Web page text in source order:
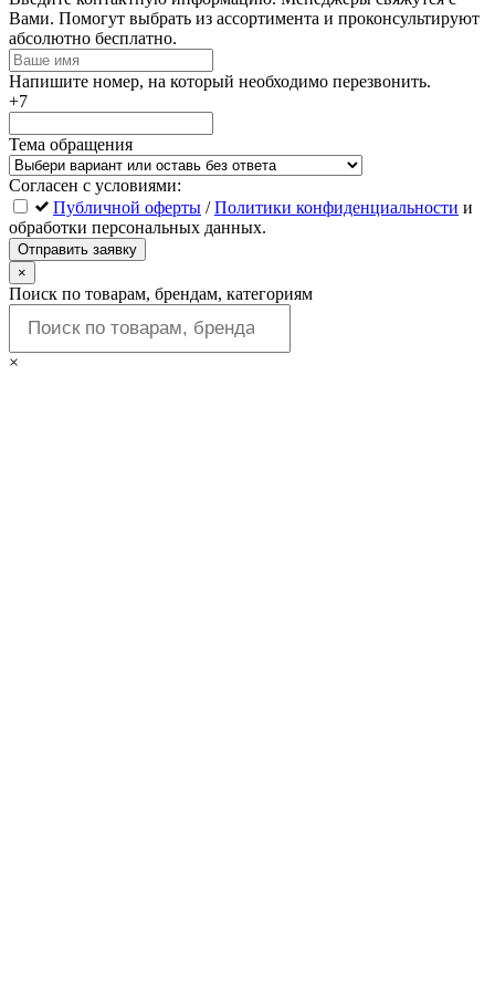
это
поле
пустым
Вами. Помогут выбрать из ассортимента и проконсультируют
абсолютно бесплатно.
Напишите номер, на который необходимо перезвонить.
+7
Тема обращения
Согласен с условиями:
Публичной оферты /Политики конфиденциальности и
обработки персональных данных.
Отправить заявку
×
Поиск по товарам, брендам, категориям
×